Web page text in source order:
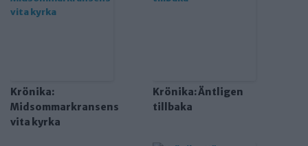
Krönika:
Midsommarkransens
vita kyrka
Krönika: Äntligen
tillbaka